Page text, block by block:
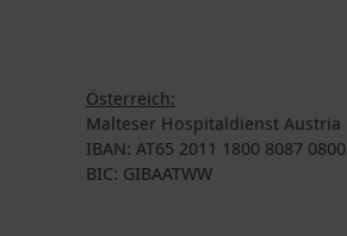
Österreich:
Malteser Hospitaldienst Austria
IBAN: AT65 2011 1800 8087 0800
BIC: GIBAATWW